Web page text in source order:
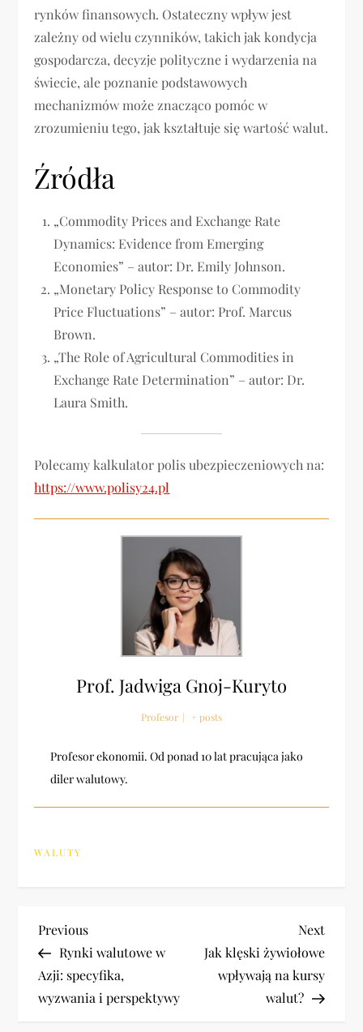
rynków finansowych. Ostateczny wpływ jest
zależny od wielu czynników, takich jak kondycja
gospodarcza, decyzje polityczne i wydarzenia na
świecie, ale poznanie podstawowych
mechanizmów może znacząco pomóc w
zrozumieniu tego, jak kształtuje się wartość walut.
Źródła
„Commodity Prices and Exchange Rate
Dynamics: Evidence from Emerging
Economies” – autor: Dr. Emily Johnson.
„Monetary Policy Response to Commodity
Price Fluctuations” – autor: Prof. Marcus
Brown.
„The Role of Agricultural Commodities in
Exchange Rate Determination” – autor: Dr.
Laura Smith.
Polecamy kalkulator polis ubezpieczeniowych na:
https://www.polisy24.pl
Prof. Jadwiga Gnoj-Kuryto
Profesor | + posts
Profesor ekonomii. Od ponad 10 lat pracująca jako
diler walutowy.
WALUTY
N
a
w
Previous
Post
Previous
Rynki walutowe w
Azji: specyfika,
wyzwania i perspektywy
Next
Post
Next
Jak klęski żywiołowe
wpływają na kursy
walut?